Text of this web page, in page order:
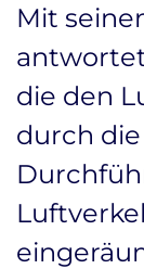
Mit
die den
durch